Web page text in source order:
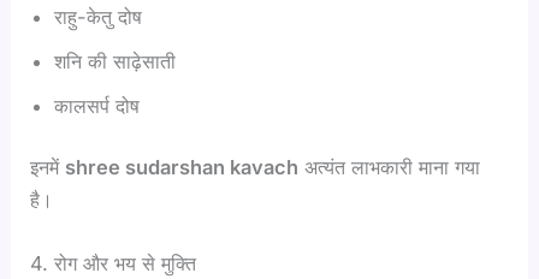
राहु-केतु दोष
शनि की साढ़ेसाती
कालसर्प दोष
इनमें shree sudarshan kavach अत्यंत लाभकारी माना गया
है।
4. रोग और भय से मुक्ति